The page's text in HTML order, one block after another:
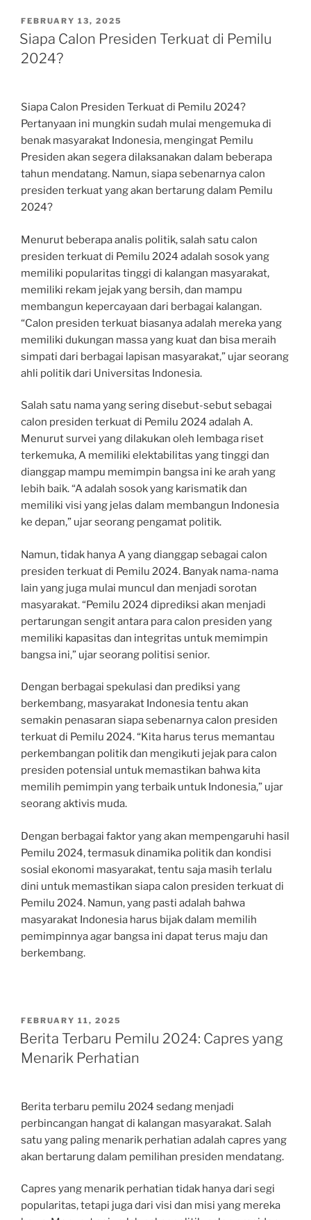
POSTED
ON
FEBRUARY 13, 2025
Siapa Calon Presiden Terkuat di Pemilu
2024?
Siapa Calon Presiden Terkuat di Pemilu 2024?
Pertanyaan ini mungkin sudah mulai mengemuka di
benak masyarakat Indonesia, mengingat Pemilu
Presiden akan segera dilaksanakan dalam beberapa
tahun mendatang. Namun, siapa sebenarnya calon
presiden terkuat yang akan bertarung dalam Pemilu
2024?
Menurut beberapa analis politik, salah satu calon
presiden terkuat di Pemilu 2024 adalah sosok yang
memiliki popularitas tinggi di kalangan masyarakat,
memiliki rekam jejak yang bersih, dan mampu
membangun kepercayaan dari berbagai kalangan.
“Calon presiden terkuat biasanya adalah mereka yang
memiliki dukungan massa yang kuat dan bisa meraih
simpati dari berbagai lapisan masyarakat,” ujar seorang
ahli politik dari Universitas Indonesia.
Salah satu nama yang sering disebut-sebut sebagai
calon presiden terkuat di Pemilu 2024 adalah A.
Menurut survei yang dilakukan oleh lembaga riset
terkemuka, A memiliki elektabilitas yang tinggi dan
dianggap mampu memimpin bangsa ini ke arah yang
lebih baik. “A adalah sosok yang karismatik dan
memiliki visi yang jelas dalam membangun Indonesia
ke depan,” ujar seorang pengamat politik.
Namun, tidak hanya A yang dianggap sebagai calon
presiden terkuat di Pemilu 2024. Banyak nama-nama
lain yang juga mulai muncul dan menjadi sorotan
masyarakat. “Pemilu 2024 diprediksi akan menjadi
pertarungan sengit antara para calon presiden yang
memiliki kapasitas dan integritas untuk memimpin
bangsa ini,” ujar seorang politisi senior.
Dengan berbagai spekulasi dan prediksi yang
berkembang, masyarakat Indonesia tentu akan
semakin penasaran siapa sebenarnya calon presiden
terkuat di Pemilu 2024. “Kita harus terus memantau
perkembangan politik dan mengikuti jejak para calon
presiden potensial untuk memastikan bahwa kita
memilih pemimpin yang terbaik untuk Indonesia,” ujar
seorang aktivis muda.
Dengan berbagai faktor yang akan mempengaruhi hasil
Pemilu 2024, termasuk dinamika politik dan kondisi
sosial ekonomi masyarakat, tentu saja masih terlalu
dini untuk memastikan siapa calon presiden terkuat di
Pemilu 2024. Namun, yang pasti adalah bahwa
masyarakat Indonesia harus bijak dalam memilih
pemimpinnya agar bangsa ini dapat terus maju dan
berkembang.
POSTED
ON
FEBRUARY 11, 2025
Berita Terbaru Pemilu 2024: Capres yang
Menarik Perhatian
Berita terbaru pemilu 2024 sedang menjadi
perbincangan hangat di kalangan masyarakat. Salah
satu yang paling menarik perhatian adalah capres yang
akan bertarung dalam pemilihan presiden mendatang.
Capres yang menarik perhatian tidak hanya dari segi
popularitas, tetapi juga dari visi dan misi yang mereka